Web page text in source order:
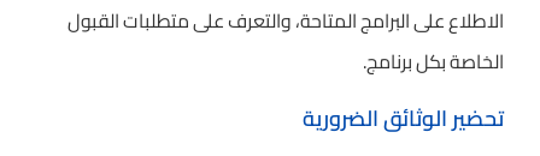
الاطلاع على البرامج المتاحة، والتعرف على متطلبات القبول
الخاصة بكل برنامج.
تحضير الوثائق الضرورية